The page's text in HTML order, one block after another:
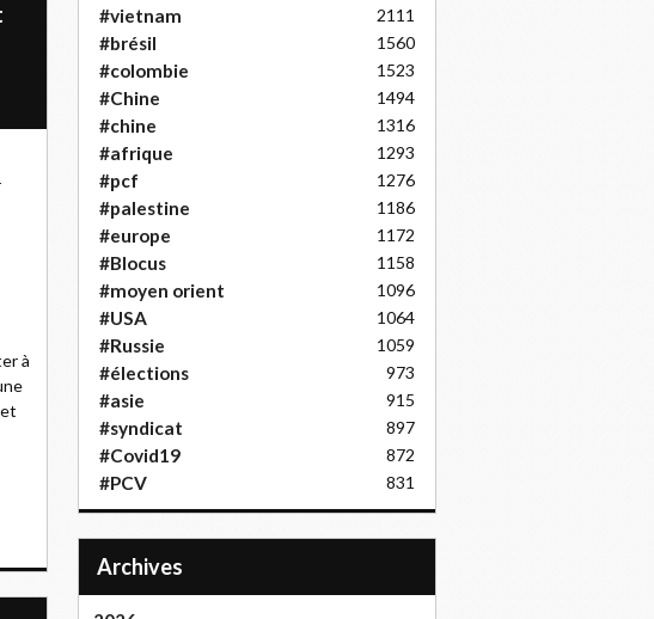
à
#vietnam 2111
#brésil 1560
#colombie 1523
#Chine 1494
#chine 1316
#afrique 1293
#pcf 1276
#palestine 1186
#europe 1172
#Blocus 1158
#moyen orient 1096
#USA 1064
#Russie 1059
#élections 973
#asie 915
#syndicat 897
#Covid19 872
#PCV 831
Archives